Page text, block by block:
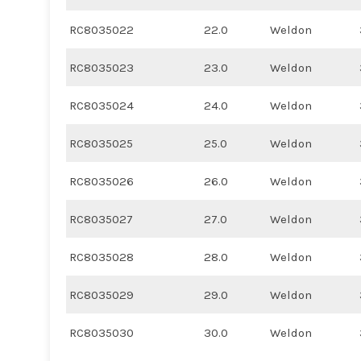
RC8035022 22.0 Weldon
RC8035023 23.0 Weldon
RC8035024 24.0 Weldon
RC8035025 25.0 Weldon
RC8035026 26.0 Weldon
RC8035027 27.0 Weldon
RC8035028 28.0 Weldon
RC8035029 29.0 Weldon
RC8035030 30.0 Weldon